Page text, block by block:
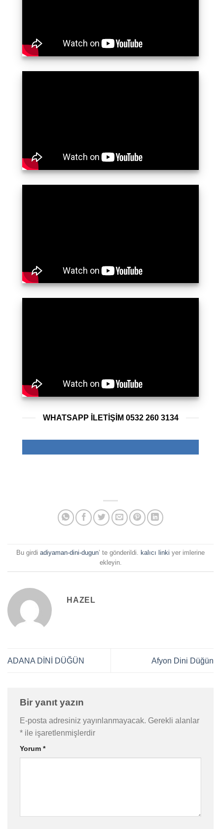
WHATSAPP ILETIŞIM 0532 260 3134
Bu girdi adiyaman-dini-dugun’ te gönderildi. kalıcı linki yer imlerine
ekleyin.
HAZEL
ADANA DİNİ DÜĞÜN Afyon Dini Düğün
Bir yanıt yazın
E-posta adresiniz yayınlanmayacak. Gerekli alanlar
* ile işaretlenmişlerdir
Yorum *